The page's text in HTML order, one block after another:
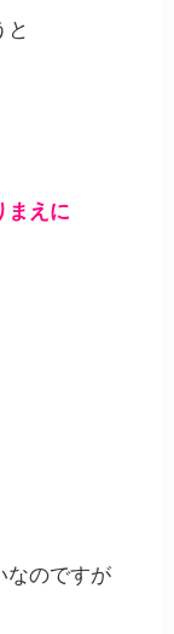
と
まえに
なのですが